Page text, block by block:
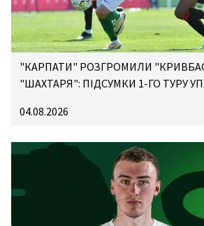
"КАРПАТИ" РОЗГРОМИЛИ
"ШАХТАРЯ": ПІДСУМКИ 1-ГО ТУРУ
04.08.2026